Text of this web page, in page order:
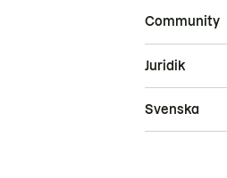
Community
Juridik
Svenska